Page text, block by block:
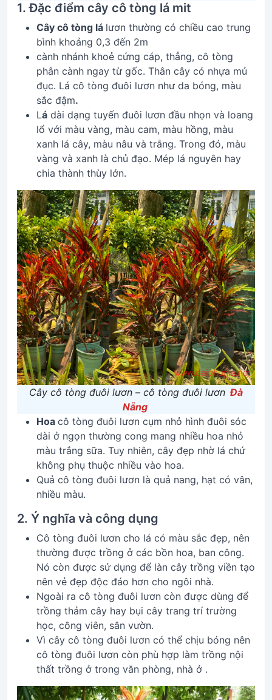
1. Đặc điểm cây cô tòng lá mit
Cây cô tòng lá lươn thường có chiều cao trung
bình khoảng 0,3 đến 2m
cành nhánh khoẻ cứng cáp, thẳng, cô tòng
phân cành ngay từ gốc. Thân cây có nhựa mủ
đục. Lá cô tòng đuôi lươn như da bóng, màu
sắc đậm.
Lá dài dạng tuyến đuôi lươn đầu nhọn và loang
lổ với màu vàng, màu cam, màu hồng, màu
xanh lá cây, màu nâu và trắng. Trong đó, màu
vàng và xanh là chủ đạo. Mép lá nguyên hay
chia thành thùy lớn.
Cây cô tòng đuôi lươn – cô tòng đuôi lươn Đà
Nẵng
Hoa cô tòng đuôi lươn cụm nhỏ hình đuôi sóc
dài ở ngọn thường cong mang nhiều hoa nhỏ
màu trắng sữa. Tuy nhiên, cây đẹp nhờ lá chứ
không phụ thuộc nhiều vào hoa.
Quả cô tòng đuôi lươn là quả nang, hạt có vân,
nhiều màu.
2. Ý nghĩa và công dụng
Cô tòng đuôi lươn cho lá có màu sắc đẹp, nên
thường được trồng ở các bồn hoa, ban công.
Nó còn được sử dụng để làn cây trồng viền tạo
nên vẻ đẹp độc đáo hơn cho ngôi nhà.
Ngoài ra cô tòng đuôi lươn còn được dùng để
trồng thảm cây hay bụi cây trang trí trường
học, công viên, sân vườn.
Vì cây cô tòng đuôi lươn có thể chịu bóng nên
cô tòng đuôi lươn còn phù hợp làm trồng nội
thất trồng ở trong văn phòng, nhà ở .